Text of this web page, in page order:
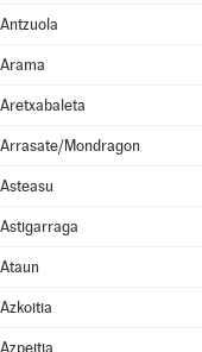
Antzuola
Arama
Aretxabaleta
Arrasate/Mondragon
Asteasu
Astigarraga
Ataun
Azkoitia
Azpeitia